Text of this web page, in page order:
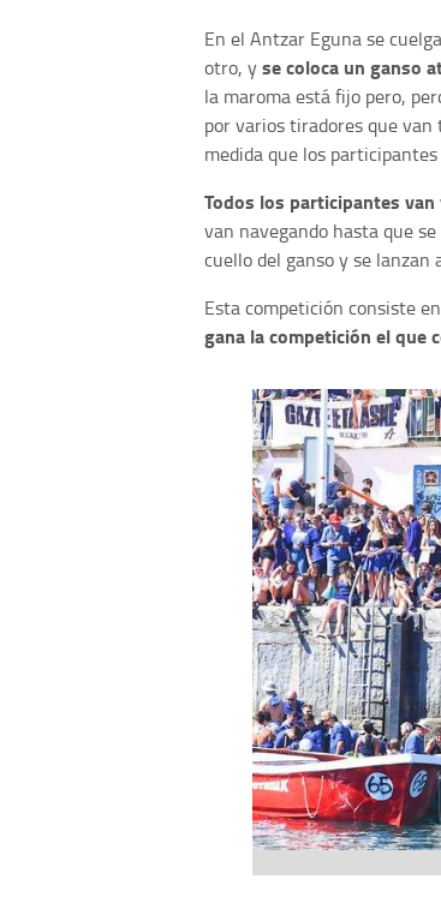
En el Antzar Eguna se
otro, yse coloca un ganso
la maroma está fijo pero,
por varios tiradores que
medida que los
Todos los participantes
van navegando hasta que
cuello del ganso y se lanzan
Esta competición consiste
gana la competición el que